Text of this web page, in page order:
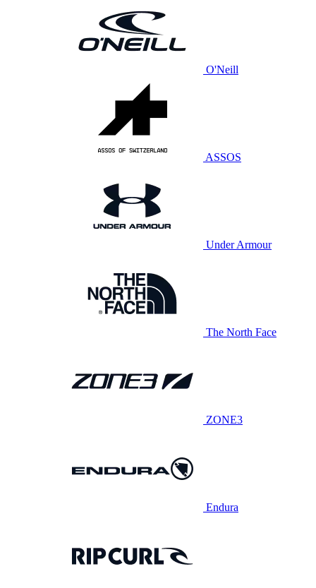
O'Neill
ASSOS
Under Armour
The North Face
ZONE3
Endura